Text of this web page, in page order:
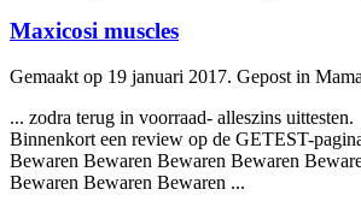
Maxicosi muscles
Gemaakt op 19 januari 2017. Gepost in
... zodra terug in voorraad- alleszins uittesten.
Binnenkort een review op de GETEST-
Bewaren Bewaren Bewaren Bewaren
Bewaren Bewaren Bewaren ...